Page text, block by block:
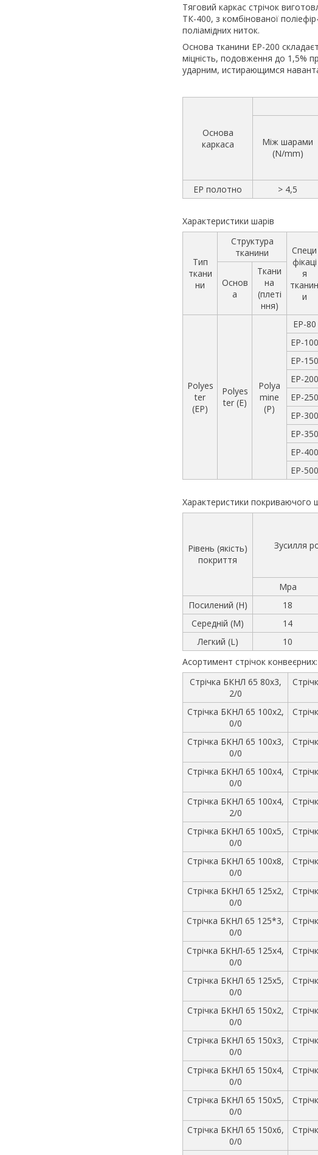
Тяговий каркас стрічок
ТК-400, з комбінованої
поліамідних ниток.
Основа тканини ЕР-200
міцність, подовження до 1,5%
ударним, истирающимся
Основа
каркаса
Між шарами
(N/mm)
EP полотно > 4,5
Характеристики шарів
Тип
ткани
ни
Структура
тканини
Специ
фікаці
я
тканин
и
Основ
а
Ткани
на
(плеті
ння)
Polyes
ter
(EP)
Polyes
ter (E)
Polya
mine
(P)
EP-80
EP-100
EP-150
EP-200
EP-250
EP-300
EP-350
EP-400
EP-500
Характеристики покриваючого
Рівень (якість)
покриття
Зусилля
Мра
Посилений (Н)
18
Середній (М)
14
Легкий (L)
10
Асортимент стрічок конвеєрних:
Стрічка БКНЛ 65 80х3,
2/0
Стрічка БКНЛ 65 100х2,
0/0
Стрічка БКНЛ 65 100х3,
0/0
Стрічка БКНЛ 65 100х4,
0/0
Стрічка БКНЛ 65 100х4,
2/0
Стрічка БКНЛ 65 100х5,
0/0
Стрічка БКНЛ 65 100х8,
0/0
Стрічка БКНЛ 65 125х2,
0/0
Стрічка БКНЛ 65 125*3,
0/0
Стрічка БКНЛ-65 125х4,
0/0
Стрічка БКНЛ 65 125х5,
0/0
Стрічка БКНЛ 65 150х2,
0/0
Стрічка БКНЛ 65 150х3,
0/0
Стрічка БКНЛ 65 150х4,
0/0
Стрічка БКНЛ 65 150х5,
0/0
Стрічка БКНЛ 65 150х6,
0/0